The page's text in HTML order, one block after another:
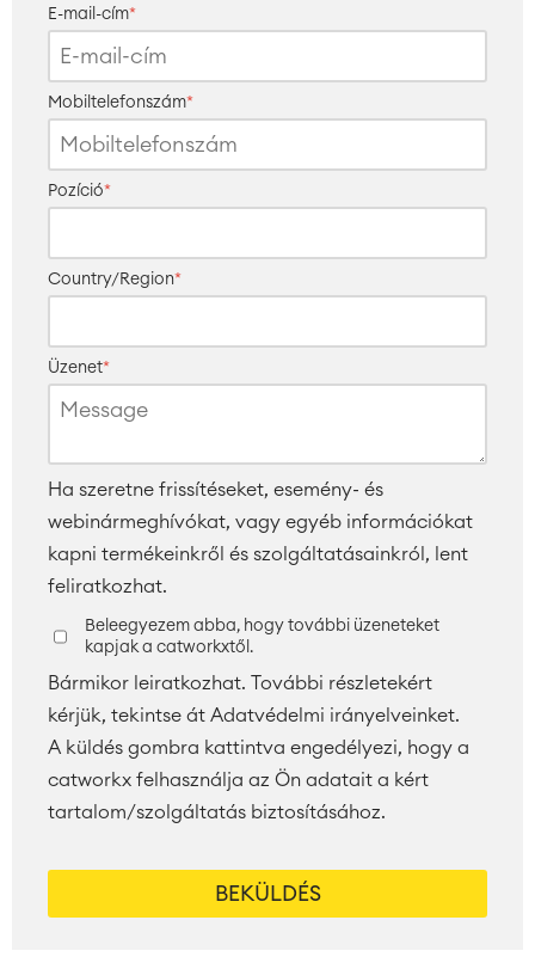
E-mail-cím*
Mobiltelefonszám*
Pozíció*
Country/Region*
Üzenet*
Ha szeretne frissítéseket, esemény- és
webinármeghívókat, vagy egyéb információkat
kapni termékeinkről és szolgáltatásainkról, lent
feliratkozhat.
Beleegyezem abba, hogy további üzeneteket
kapjak a catworkxtől.
Bármikor leiratkozhat. További részletekért
kérjük, tekintse át Adatvédelmi irányelveinket.
A küldés gombra kattintva engedélyezi, hogy a
catworkx felhasználja az Ön adatait a kért
tartalom/szolgáltatás biztosításához.